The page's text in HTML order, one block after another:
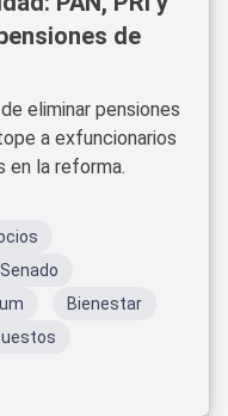
de
eliminar pensiones
a exfuncionarios
en la reforma.
Senado
Bienestar